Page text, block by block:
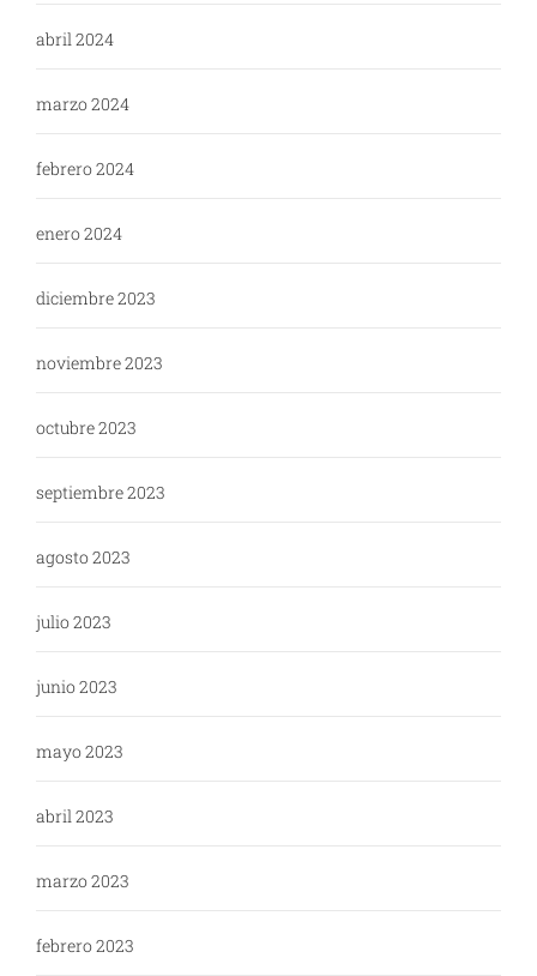
abril 2024
marzo 2024
febrero 2024
enero 2024
diciembre 2023
noviembre 2023
octubre 2023
septiembre 2023
agosto 2023
julio 2023
junio 2023
mayo 2023
abril 2023
marzo 2023
febrero 2023